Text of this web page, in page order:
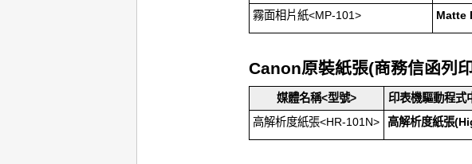
霧面相片紙<MP-101> Matte
Canon原裝紙張(商務信函列
媒體名稱<型號> 印表機驅動程式
高解析度紙張<HR-101N> 高解析度紙張